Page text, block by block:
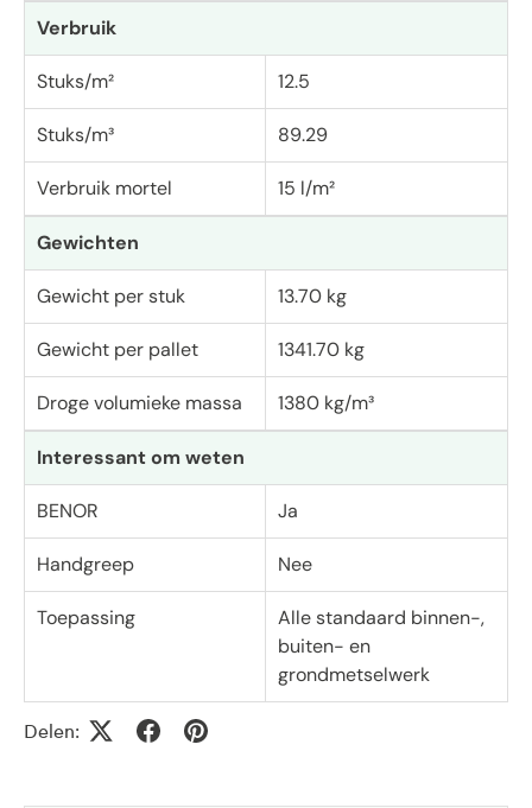
Verbruik
Stuks/m² 12.5
Stuks/m³ 89.29
Verbruik mortel 15 l/m²
Gewichten
Gewicht per stuk 13.70 kg
Gewicht per pallet 1341.70 kg
Droge volumieke massa 1380 kg/m³
Interessant om weten
BENOR Ja
Handgreep Nee
Toepassing
Alle standaard binnen-,
buiten- en
grondmetselwerk
Delen: